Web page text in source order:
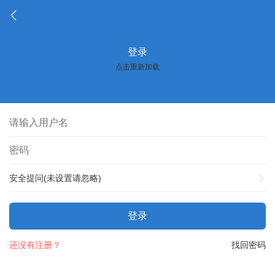
登录
点击重新加载
安全提问(未设置请忽略)
登录
找回密码
还没有注册？